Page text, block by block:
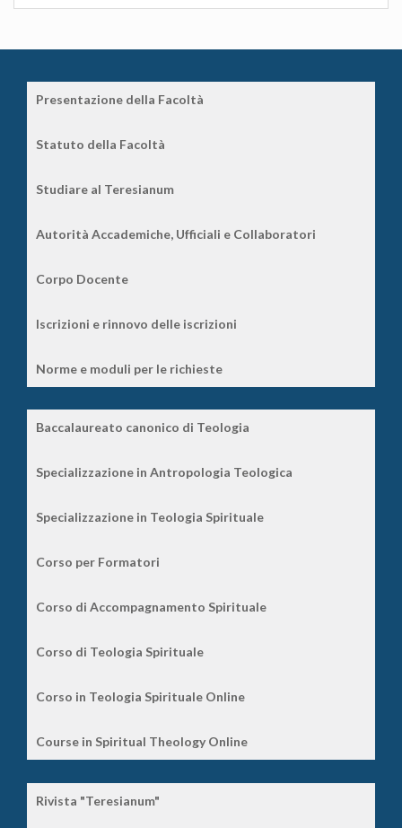
Presentazione della Facoltà
Statuto della Facoltà
Studiare al Teresianum
Autorità Accademiche, Ufficiali e Collaboratori
Corpo Docente
Iscrizioni e rinnovo delle iscrizioni
Norme e moduli per le richieste
Baccalaureato canonico di Teologia
Specializzazione in Antropologia Teologica
Specializzazione in Teologia Spirituale
Corso per Formatori
Corso di Accompagnamento Spirituale
Corso di Teologia Spirituale
Corso in Teologia Spirituale Online
Course in Spiritual Theology Online
Rivista "Teresianum"